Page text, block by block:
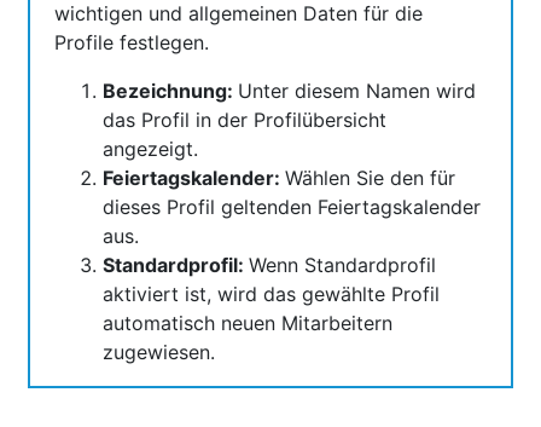
wichtigen und allgemeinen Daten für die
Profile festlegen.
Bezeichnung: Unter diesem Namen wird
das Profil in der Profilübersicht
angezeigt.
Feiertagskalender: Wählen Sie den für
dieses Profil geltenden Feiertagskalender
aus.
Standardprofil: Wenn Standardprofil
aktiviert ist, wird das gewählte Profil
automatisch neuen Mitarbeitern
zugewiesen.